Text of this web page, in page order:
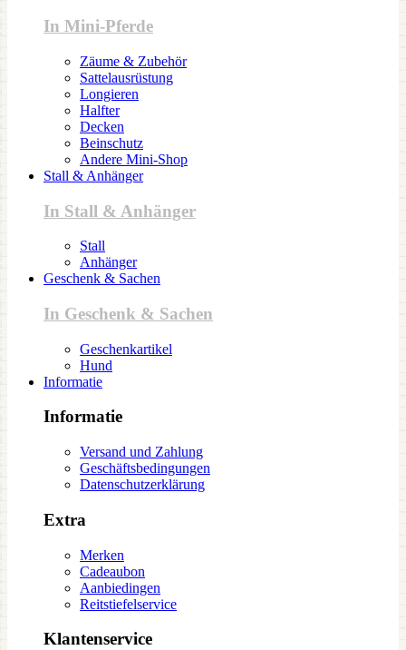
In Mini-Pferde
Zäume & Zubehör
Sattelausrüstung
Longieren
Halfter
Decken
Beinschutz
Andere Mini-Shop
Stall & Anhänger
In Stall & Anhänger
Stall
Anhänger
Geschenk & Sachen
In Geschenk & Sachen
Geschenkartikel
Hund
Informatie
Informatie
Versand und Zahlung
Geschäftsbedingungen
Datenschutzerklärung
Extra
Merken
Cadeaubon
Aanbiedingen
Reitstiefelservice
Klantenservice